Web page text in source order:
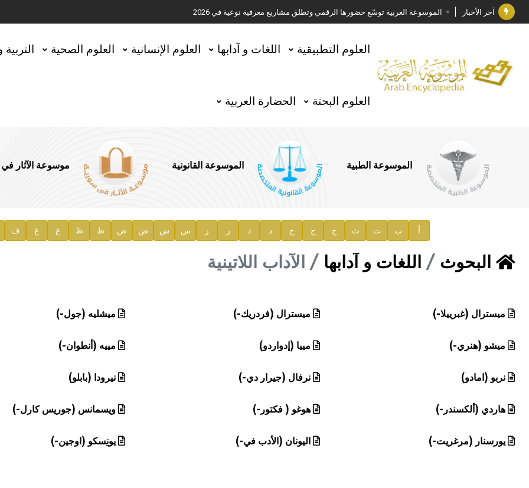
آخر الأخبار الموسوعة العربية توسّع حضورها الرقمي وتطلق مشاريع معرفية نوعية في 2026
جائزة مجمع الملك سلمان العالمي للغة العربية 2025
الأستاذ إياد خالد الطباع مدير عام لهيئة الموسوعة العربية
السيد محمد ياسين صالح وزيرا للثقافة
توصيات مجلس الإدارة
صدور المجلد السابع من موسوعة الآثار في سورية
إعلان..
هيئة الموسوعة العربية تطلق موسوعات جديدة في عام 2026
العلوم التطبيقية اللغات و آدابها العلوم الإنسانية العلوم الصحية
العلوم البحتة الحضارة العربية
الموسوعة الطبية الموسوعة القانونية موسوعة الآثار
أ ب ت ث ج ح خ د ذ ر ز س ش ص ض ط ظ ع غ ف
البحوث اللغات و آدابها الآداب اللاتينية
ميسترال (غبرييلا-) ميسترال (فردريك-) ميشليه (جول-)
ميشو (هنري-) مييا (إدواردو) مييه (أنطوان-)
نربو (امادو) نرفال (جيرار دي-) نيرودا (بابلو)
هاردي (ألكسندر-) هوغو ( فكتور-) ويسمانس (جوريس كارل-)
يورسنار (مرغريت-) اليونان (الأدب في-) يونِسكو (اوجين-)